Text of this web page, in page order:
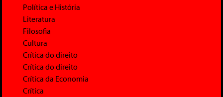
Política e História
Literatura
Filosofia
Cultura
Crítica do direito
Crítica do direito
Crítica da Economia
Crítica